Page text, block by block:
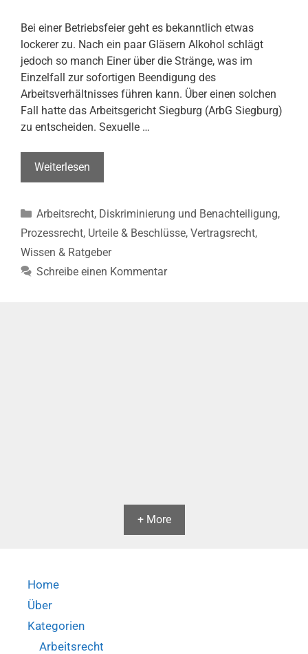
Bei einer Betriebsfeier geht es bekanntlich etwas
lockerer zu. Nach ein paar Gläsern Alkohol schlägt
jedoch so manch Einer über die Stränge, was im
Einzelfall zur sofortigen Beendigung des
Arbeitsverhältnisses führen kann. Über einen solchen
Fall hatte das Arbeitsgericht Siegburg (ArbG Siegburg)
zu entscheiden. Sexuelle …
Weiterlesen
auf
Po
bei
Betriebsfeier
Kategorien
Arbeitsrecht, Diskriminierung und Benachteiligung,
Prozessrecht, Urteile & Beschlüsse, Vertragsrecht,
Wissen & Ratgeber
Schreibe einen Kommentar
+ More
Home
Über
Kategorien
Arbeitsrecht